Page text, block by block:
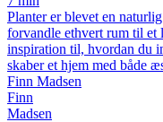
Planter er blevet en
forvandle ethvert rum til et
inspiration til, hvordan du
skaber et hjem med både
Finn Madsen
Finn
Madsen